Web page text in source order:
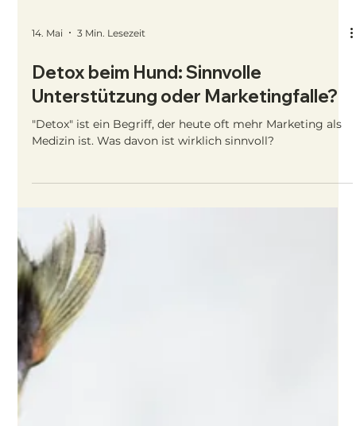
14. Mai 3 Min. Lesezeit
Detox beim Hund: Sinnvolle